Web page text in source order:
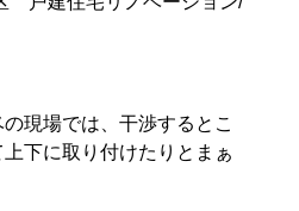
現場では、干渉するとこ
下に取り付けたりとまぁ